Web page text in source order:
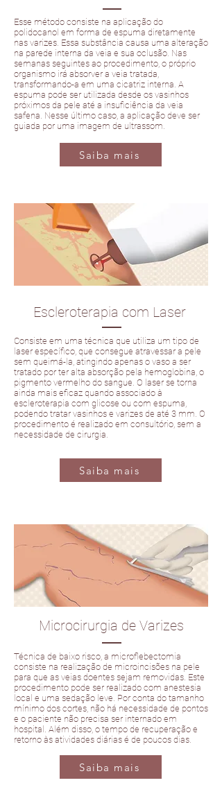
Esse método consiste na aplicação do
polidocanol em forma de espuma diretamente
nas varizes. Essa substância causa uma alteração
na parede interna da veia e sua oclusão. Nas
semanas seguintes ao procedimento, o próprio
organismo irá absorver a veia tratada,
transformando-a em uma cicatriz interna. A
espuma pode ser utilizada desde os vasinhos
próximos da pele até a insuficiência da veia
safena. Nesse último caso, a aplicação deve ser
guiada por uma imagem de ultrassom.
Saiba mais
Escleroterapia com Laser
Consiste em uma técnica que utiliza um tipo de
laser específico, que consegue atravessar a pele
sem queimá-la, atingindo apenas o vaso a ser
tratado por ter alta absorção pela hemoglobina, o
pigmento vermelho do sangue. O laser se torna
ainda mais eficaz quando associado à
escleroterapia com glicose ou com espuma,
podendo tratar vasinhos e varizes de até 3 mm. O
procedimento é realizado em consultório, sem a
necessidade de cirurgia.
Saiba mais
Microcirurgia de Varizes
Técnica de baixo risco, a microflebectomia
consiste na realização de microincisões na pele
para que as veias doentes sejam removidas. Este
procedimento pode ser realizado com anestesia
local e uma sedação leve. Por conta do tamanho
mínimo dos cortes, não há necessidade de pontos
e o paciente não precisa ser internado em
hospital. Além disso, o tempo de recuperação e
retorno às atividades diárias é de poucos dias.
Saiba mais